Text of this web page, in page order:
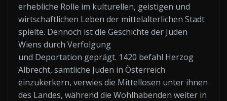
erhebliche Rolle im kulturellen, geistigen und
wirtschaftlichen Leben der mittelalterlichen Stadt
spielte. Dennoch ist die Geschichte der Juden
Wiens durch Verfolgung
und Deportation geprägt. 1420 befahl Herzog
Albrecht, sämtliche Juden in Österreich
einzukerkern, verwies die Mittellosen unter ihnen
des Landes, während die Wohlhabenden weiter in